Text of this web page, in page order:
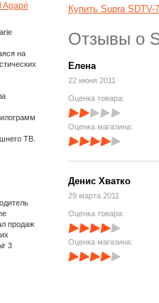
Купить Supra
Отзывы о
Елена
22 июня 2011
Оценка товара:
Оценка магазина:
Денис Хватко
29 марта 2011
Оценка товара:
Оценка магазина:
Agapé
на
ТВ.
продаж
3